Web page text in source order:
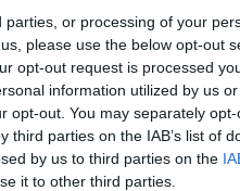
or processing of your
please use the below opt-out
opt-out request is processed
information utilized by us
opt-out. You may separately
parties on the IAB’s list of
by us to third parties on the
it to other third parties.
riguarda Devis Milighetti e
07 APRILE 2022 ORE 17:35
di Camucia